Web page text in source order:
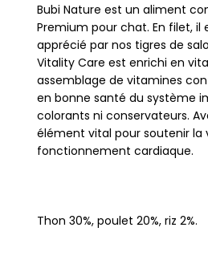
Bubi Nature est un aliment
Premium pour chat. En filet,
apprécié par nos tigres de
Vitality Care est enrichi en
assemblage de vitamines
en bonne santé du système
colorants ni conservateurs.
élément vital pour soutenir la
fonctionnement cardiaque.
Thon 30%, poulet 20%, riz 2%.